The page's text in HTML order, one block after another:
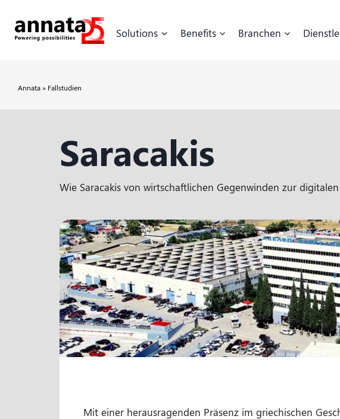
Solutions Benefits Branchen
Annata » Fallstudien
Saracakis
Wie Saracakis von wirtschaftlichen Gegenwinden zur
Mit einer herausragenden Präsenz im griechischen